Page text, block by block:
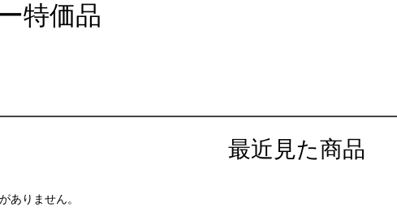
特価品
最近見た商品
ありません。